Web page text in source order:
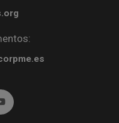
en ventana nueva)
(abre en ventana nueva)
Ir a YouTube (abre en